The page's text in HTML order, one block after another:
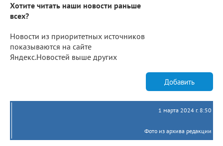
Хотите читать наши новости раньше
всех?
Новости из приоритетных источников
показываются на сайте
Яндекс.Новостей выше других
Добавить
1 марта 2024 г. 8:50
Фото из архива редакции